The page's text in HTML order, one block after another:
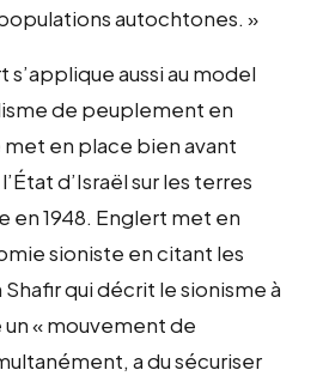
autochtones. »
s’applique aussi au model
de peuplement en
met en place bien avant
d’Israël sur les terres
en 1948. Englert met en
sioniste en citant les
qui décrit le sionisme à
« mouvement de
a du sécuriser